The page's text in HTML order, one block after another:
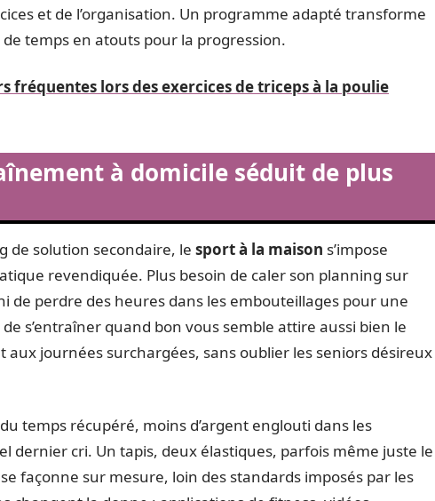
et de l’organisation. Un programme adapté transforme
de temps en atouts pour la progression.
fréquentes lors des exercices de triceps à la poulie
à domicile séduit de plus
de solution secondaire, le sport à la maison s’impose
revendiquée. Plus besoin de caler son planning sur
de perdre des heures dans les embouteillages pour une
s’entraîner quand bon vous semble attire aussi bien le
aux journées surchargées, sans oublier les seniors désireux
temps récupéré, moins d’argent englouti dans les
dernier cri. Un tapis, deux élastiques, parfois même juste le
façonne sur mesure, loin des standards imposés par les